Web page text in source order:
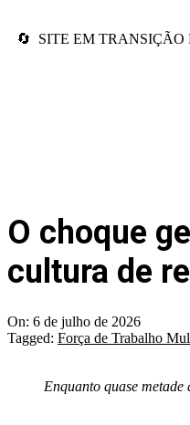
🔄 SITE EM TRANSIÇÃO
O choque
cultura de
On: 6 de julho de 2026
Tagged: Força de Trabalho
Enquanto quase